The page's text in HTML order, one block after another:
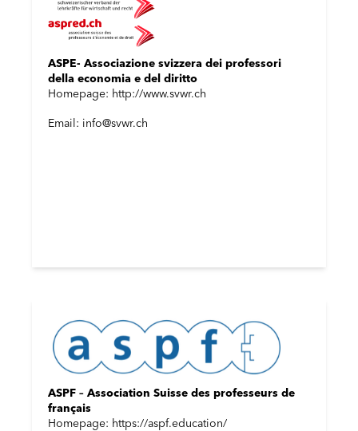
ASPE- Associazione svizzera dei professori
della economia e del diritto
Homepage: http://www.svwr.ch
Email: info@svwr.ch
ASPF – Association Suisse des professeurs de
français
Homepage: https://aspf.education/